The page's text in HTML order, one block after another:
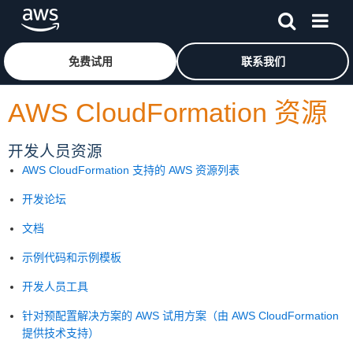
跳至主要内容
免费试用 联系我们
AWS CloudFormation 资源
开发人员资源
AWS CloudFormation 支持的 AWS 资源列表
开发论坛
文档
示例代码和示例模板
开发人员工具
针对预配置解决方案的 AWS 试用方案（由 AWS CloudFormation
提供技术支持）